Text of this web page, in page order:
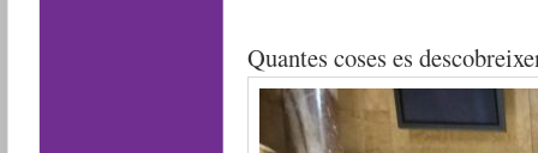
Quantes coses es